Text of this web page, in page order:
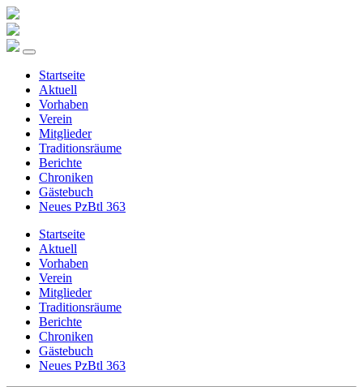
Startseite
Aktuell
Vorhaben
Verein
Mitglieder
Traditionsräume
Berichte
Chroniken
Gästebuch
Neues PzBtl 363
Startseite
Aktuell
Vorhaben
Verein
Mitglieder
Traditionsräume
Berichte
Chroniken
Gästebuch
Neues PzBtl 363